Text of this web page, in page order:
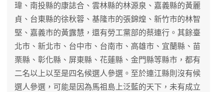
瑋、南投縣的康誌合、雲林縣的林源泉、嘉義縣的黃麗
貞、台東縣的徐秋蓉、基隆市的張錦煌、新竹市的林智
堅、嘉義市的黃露慧，還有勞工黨部的蔡連行。其餘臺
北市、新北市、台中市、台南市、高雄市、宜蘭縣、苗
栗縣、彰化縣、屏東縣、花蓮縣、金門縣等縣市，都有
二名以上以至是四名候選人參選。至於連江縣則沒有候
選人參選，可能是因為馬祖島上泛藍的天下，未有成立